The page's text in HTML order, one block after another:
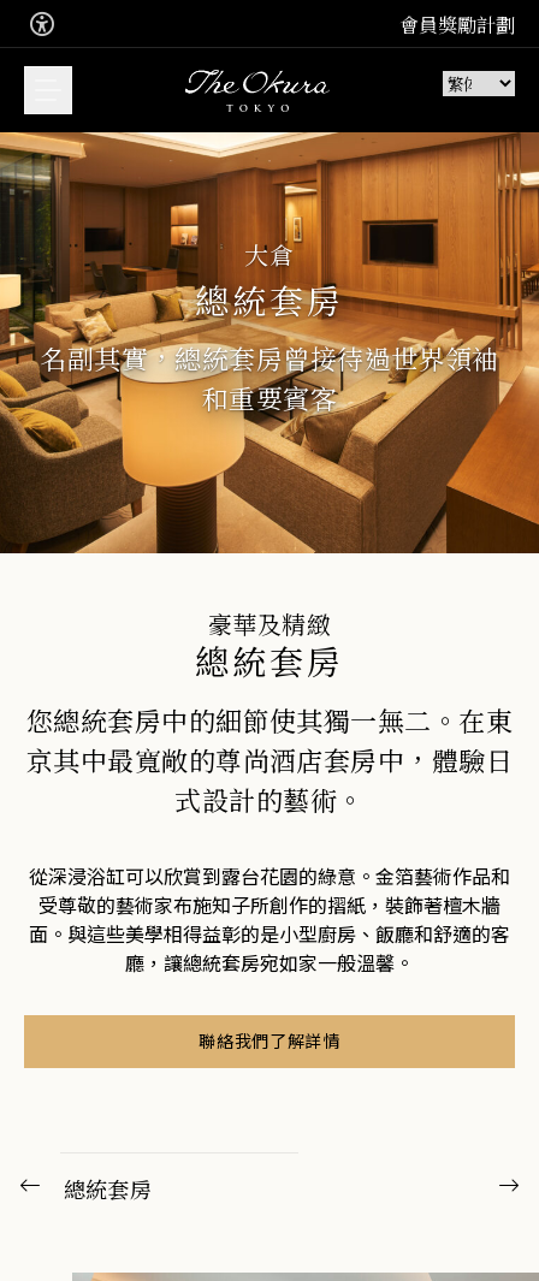
會員獎勵計劃
您想預訂甚麼？
立即預訂，享受我們套房的難忘住
宿體驗
住宿
品味極致法式、日本和中式佳餚。
訂座
餐廳
您的水療套房
加入 Leading Hotel 的免費會員計
劃
加入
加入 登入
大倉
總統套房
名副其實，總統套房曾接待過世界領袖
和重要賓客
豪華及精緻
總統套房
您總統套房中的細節使其獨一無二。在東
京其中最寬敞的尊尚酒店套房中，體驗日
式設計的藝術。
從深浸浴缸可以欣賞到露台花園的綠意。金箔藝術作品和
受尊敬的藝術家布施知子所創作的摺紙，裝飾著檀木牆
面。與這些美學相得益彰的是小型廚房、飯廳和舒適的客
廳，讓總統套房宛如家一般溫馨。
聯絡我們了解詳情
總統套房